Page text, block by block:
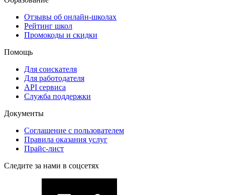
Отзывы об онлайн-школах
Рейтинг школ
Промокоды и скидки
Помощь
Для соискателя
Для работодателя
API сервиса
Служба поддержки
Документы
Соглашение с пользователем
Правила оказания услуг
Прайс-лист
Следите за нами в соцсетях